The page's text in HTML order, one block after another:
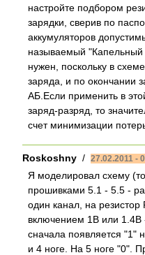
настройте подбором
зарядки, сверив по
аккумуляторов
называемый "Капельный
нужен, поскольку в
заряда, и по окончании
АБ.Если применить в
заряд-разряд, то
счет минимизации
Roskoshny / 27.02.2011 -
Я моделировал схему
прошивками 5.1 - 5.5 -
один канал, на
включением 1В или 1.4В
сначала появляется "1"
и 4 ноге. На 5 ноге "0".